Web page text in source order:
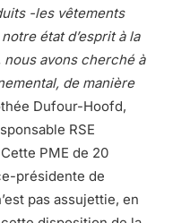
-les vêtements
état d’esprit à la
avons cherché à
de manière
Dufour-Hoofd,
RSE
PME de 20
présidente de
pas assujettie, en